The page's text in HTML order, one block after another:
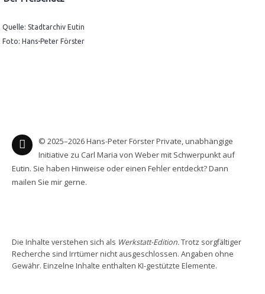
WEBER-QUIZ, SPIELE & MEHR
Quelle: Stadtarchiv Eutin
Foto: Hans-Peter Förster
© 2025–2026 Hans-Peter Förster Private, unabhängige
Initiative zu Carl Maria von Weber mit Schwerpunkt auf
Eutin. Sie haben Hinweise oder einen Fehler entdeckt? Dann
mailen Sie mir gerne.
Die Inhalte verstehen sich als Werkstatt-Edition.Trotz sorgfältiger
Recherche sind Irrtümer nicht ausgeschlossen. Angaben ohne
Gewähr. Einzelne Inhalte enthalten KI-gestützte Elemente.